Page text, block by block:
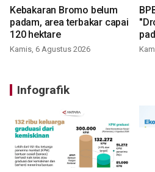
Kebakaran Bromo belum
padam, area terbakar capai
120 hektare
Kamis, 6 Agustus 2026
Infografik